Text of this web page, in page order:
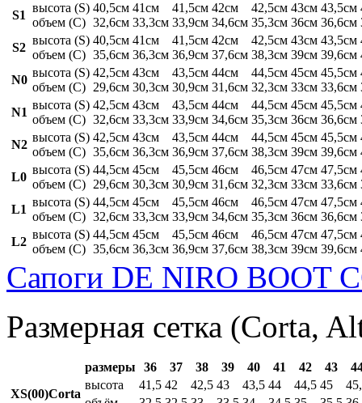
S1
высота (S)
объем (C)
40,5см
32,6см
41см
33,3см
41,5см
33,9см
42см
34,6см
42,5см
35,3см
43см
36см
43,5см
36,6см
S2
высота (S)
объем (C)
40,5см
35,6см
41см
36,3см
41,5см
36,9см
42см
37,6см
42,5см
38,3см
43см
39см
43,5см
39,6см
N0
высота (S)
объем (C)
42,5см
29,6см
43см
30,3см
43,5см
30,9см
44см
31,6см
44,5см
32,3см
45см
33см
45,5см
33,6см
N1
высота (S)
объем (C)
42,5см
32,6см
43см
33,3см
43,5см
33,9см
44см
34,6см
44,5см
35,3см
45см
36см
45,5см
36,6см
N2
высота (S)
объем (C)
42,5см
35,6см
43см
36,3см
43,5см
36,9см
44см
37,6см
44,5см
38,3см
45см
39см
45,5см
39,6см
L0
высота (S)
объем (C)
44,5см
29,6см
45см
30,3см
45,5см
30,9см
46см
31,6см
46,5см
32,3см
47см
33см
47,5см
33,6см
L1
высота (S)
объем (C)
44,5см
32,6см
45см
33,3см
45,5см
33,9см
46см
34,6см
46,5см
35,3см
47см
36см
47,5см
36,6см
L2
высота (S)
объем (C)
44,5см
35,6см
45см
36,3см
45,5см
36,9см
46см
37,6см
46,5см
38,3см
47см
39см
47,5см
39,6см
Сапоги DE NIRO BOOT
Размерная сетка (Corta,
размеры 36 37 38 39 40 41 42 43
XS(00)Corta
высота 41,5 42 42,5 43 43,5 44 44,5 45